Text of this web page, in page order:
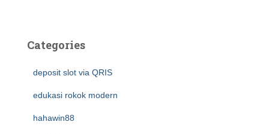
Categories
deposit slot via QRIS
edukasi rokok modern
hahawin88